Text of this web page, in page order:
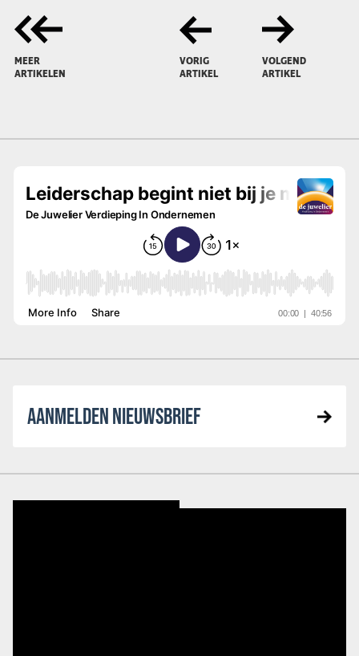
MEER
ARTIKELEN
VORIG
ARTIKEL
VOLGEND
ARTIKEL
AANMELDEN NIEUWSBRIEF